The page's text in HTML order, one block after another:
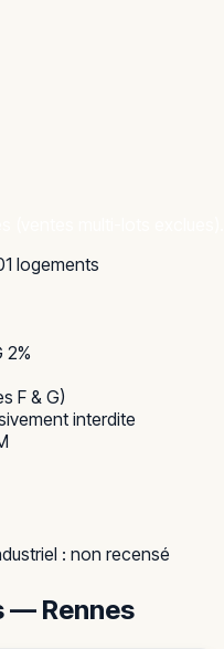
logements
2%
F & G)
interdite
: non recensé
— Rennes